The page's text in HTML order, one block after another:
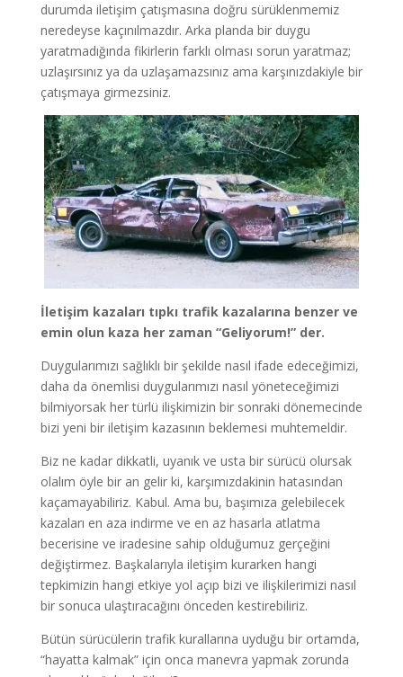
durumda iletişim çatışmasına doğru sürüklenmemiz
neredeyse kaçınılmazdır. Arka planda bir duygu
yaratmadığında fikirlerin farklı olması sorun yaratmaz;
uzlaşırsınız ya da uzlaşamazsınız ama karşınızdakiyle bir
çatışmaya girmezsiniz.
İletişim kazaları tıpkı trafik kazalarına benzer ve
emin olun kaza her zaman “Geliyorum!” der.
Duygularımızı sağlıklı bir şekilde nasıl ifade edeceğimizi,
daha da önemlisi duygularımızı nasıl yöneteceğimizi
bilmiyorsak her türlü ilişkimizin bir sonraki dönemecinde
bizi yeni bir iletişim kazasının beklemesi muhtemeldir.
Biz ne kadar dikkatli, uyanık ve usta bir sürücü olursak
olalım öyle bir an gelir ki, karşımızdakinin hatasından
kaçamayabiliriz. Kabul. Ama bu, başımıza gelebilecek
kazaları en aza indirme ve en az hasarla atlatma
becerisine ve iradesine sahip olduğumuz gerçeğini
değiştirmez. Başkalarıyla iletişim kurarken hangi
tepkimizin hangi etkiye yol açıp bizi ve ilişkilerimizi nasıl
bir sonuca ulaştıracağını önceden kestirebiliriz.
Bütün sürücülerin trafik kurallarına uyduğu bir ortamda,
“hayatta kalmak” için onca manevra yapmak zorunda